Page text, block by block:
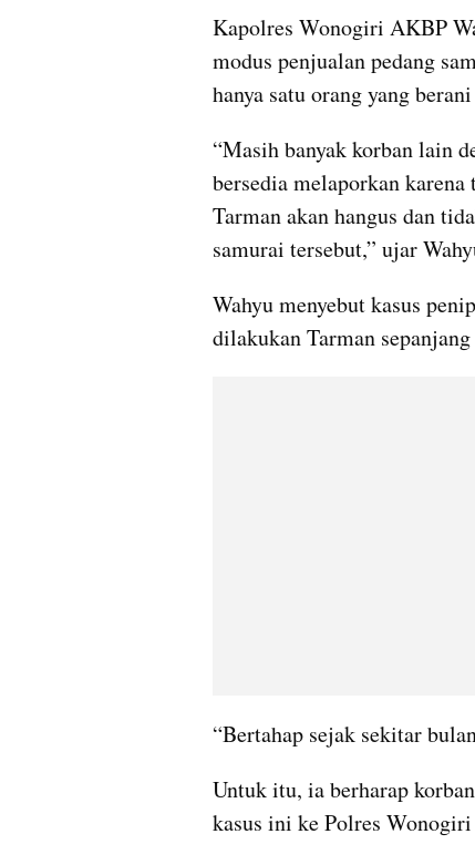
Kapolres Wonogiri AKBP
modus penjualan pedang
hanya satu orang yang
“Masih banyak korban lain
bersedia melaporkan karena
Tarman akan hangus dan
samurai tersebut,” ujar
Wahyu menyebut kasus
dilakukan Tarman
“Bertahap sejak sekitar
Untuk itu, ia berharap
kasus ini ke Polres